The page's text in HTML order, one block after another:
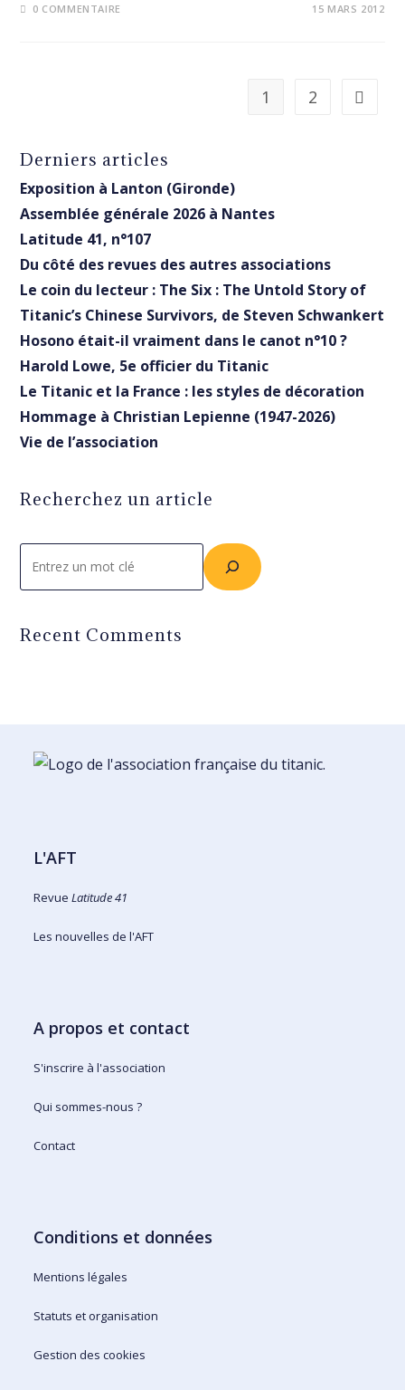
0 COMMENTAIRE 15 MARS 2012
1 2 Aller à
Derniers articles
Exposition à Lanton (Gironde)
Assemblée générale 2026 à Nantes
Latitude 41, n°107
Du côté des revues des autres associations
Le coin du lecteur : The Six : The Untold Story of
Titanic’s Chinese Survivors, de Steven Schwankert
Hosono était-il vraiment dans le canot n°10 ?
Harold Lowe, 5e officier du Titanic
Le Titanic et la France : les styles de décoration
Hommage à Christian Lepienne (1947-2026)
Vie de l’association
Recherchez un article
Recent Comments
L'AFT
RevueLatitude 41
Les nouvelles de l'AFT
A propos et contact
S'inscrire à l'association
Qui sommes-nous ?
Contact
Conditions et données
Mentions légales
Statuts et organisation
Gestion des cookies